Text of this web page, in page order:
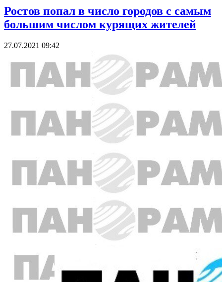
Ростов попал в число городов с самым
большим числом курящих жителей
27.07.2021 09:42